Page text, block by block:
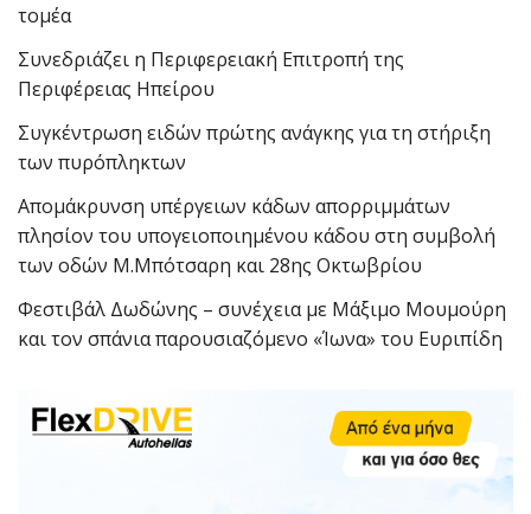
τομέα
Συνεδριάζει η Περιφερειακή Επιτροπή της
Περιφέρειας Ηπείρου
Συγκέντρωση ειδών πρώτης ανάγκης για τη στήριξη
των πυρόπληκτων
Απομάκρυνση υπέργειων κάδων απορριμμάτων
πλησίον του υπογειοποιημένου κάδου στη συμβολή
των οδών Μ.Μπότσαρη και 28ης Οκτωβρίου
Φεστιβάλ Δωδώνης – συνέχεια με Μάξιμο Μουμούρη
και τον σπάνια παρουσιαζόμενο «Ίωνα» του Ευριπίδη